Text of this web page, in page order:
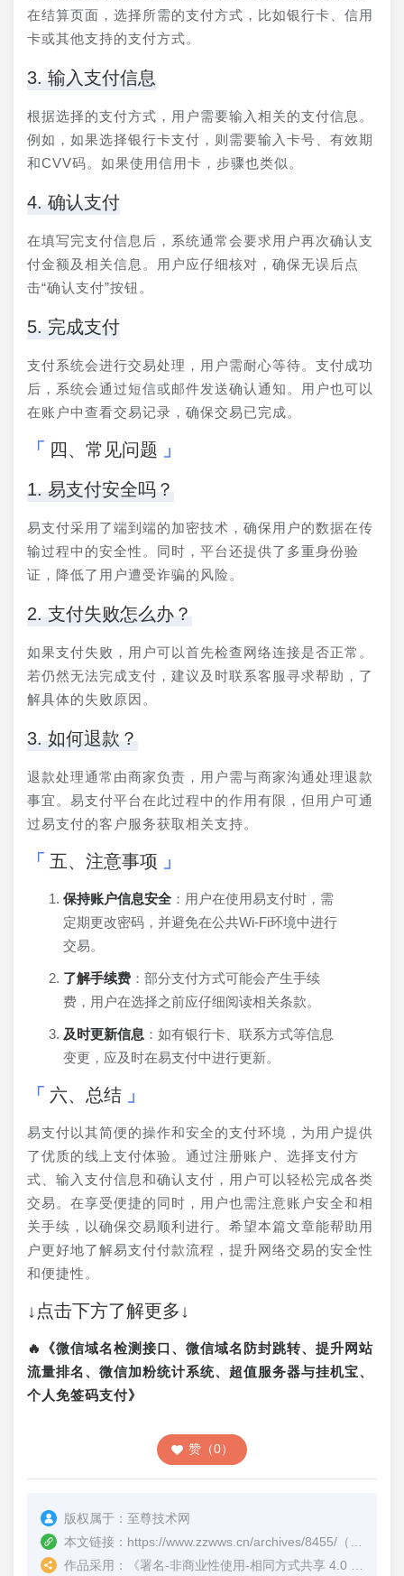
在结算页面，选择所需的支付方式，比如银行卡、信用
卡或其他支持的支付方式。
3. 输入支付信息
根据选择的支付方式，用户需要输入相关的支付信息。
例如，如果选择银行卡支付，则需要输入卡号、有效期
和CVV码。如果使用信用卡，步骤也类似。
4. 确认支付
在填写完支付信息后，系统通常会要求用户再次确认支
付金额及相关信息。用户应仔细核对，确保无误后点
击“确认支付”按钮。
5. 完成支付
支付系统会进行交易处理，用户需耐心等待。支付成功
后，系统会通过短信或邮件发送确认通知。用户也可以
在账户中查看交易记录，确保交易已完成。
四、常见问题
1. 易支付安全吗？
易支付采用了端到端的加密技术，确保用户的数据在传
输过程中的安全性。同时，平台还提供了多重身份验
证，降低了用户遭受诈骗的风险。
2. 支付失败怎么办？
如果支付失败，用户可以首先检查网络连接是否正常。
若仍然无法完成支付，建议及时联系客服寻求帮助，了
解具体的失败原因。
3. 如何退款？
退款处理通常由商家负责，用户需与商家沟通处理退款
事宜。易支付平台在此过程中的作用有限，但用户可通
过易支付的客户服务获取相关支持。
五、注意事项
保持账户信息安全：用户在使用易支付时，需
定期更改密码，并避免在公共Wi-Fi环境中进行
交易。
了解手续费 ：部分支付方式可能会产生手续
费，用户在选择之前应仔细阅读相关条款。
及时更新信息 ：如有银行卡、联系方式等信息
变更，应及时在易支付中进行更新。
六、总结
易支付以其简便的操作和安全的支付环境，为用户提供
了优质的线上支付体验。通过注册账户、选择支付方
式、输入支付信息和确认支付，用户可以轻松完成各类
交易。在享受便捷的同时，用户也需注意账户安全和相
关手续，以确保交易顺利进行。希望本篇文章能帮助用
户更好地了解易支付付款流程，提升网络交易的安全性
和便捷性。
↓点击下方了解更多↓
🔥《微信域名检测接口、微信域名防封跳转、提升网站
流量排名、微信加粉统计系统、超值服务器与挂机宝、
个人免签码支付》
赞（0）
版权属于： 至尊技术网
本文链接： https://www.zzwws.cn/archives/8455/ （转载时请注明本文出处及文章链接）
作品采用：
《署名-非商业性使用-相同方式共享 4.0 国际 (CC BY-NC-SA 4.0)